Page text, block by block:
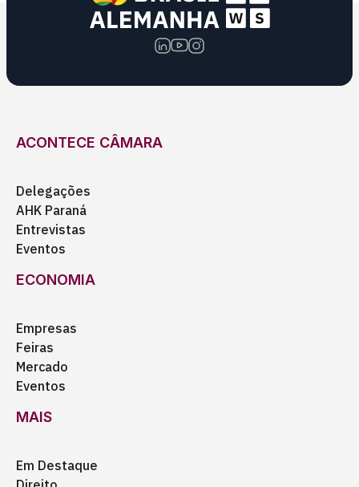
ACONTECE CÂMARA
Delegações
AHK Paraná
Entrevistas
Eventos
ECONOMIA
Empresas
Feiras
Mercado
Eventos
MAIS
Em Destaque